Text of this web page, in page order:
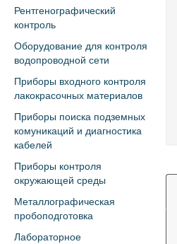
Рентгенографический
контроль
Оборудование для контроля
водопроводной сети
Приборы входного контроля
лакокрасочных материалов
Приборы поиска подземных
комуникаций и диагностика
кабелей
Приборы контроля
окружающей среды
Металлографическая
пробоподготовка
Лабораторное